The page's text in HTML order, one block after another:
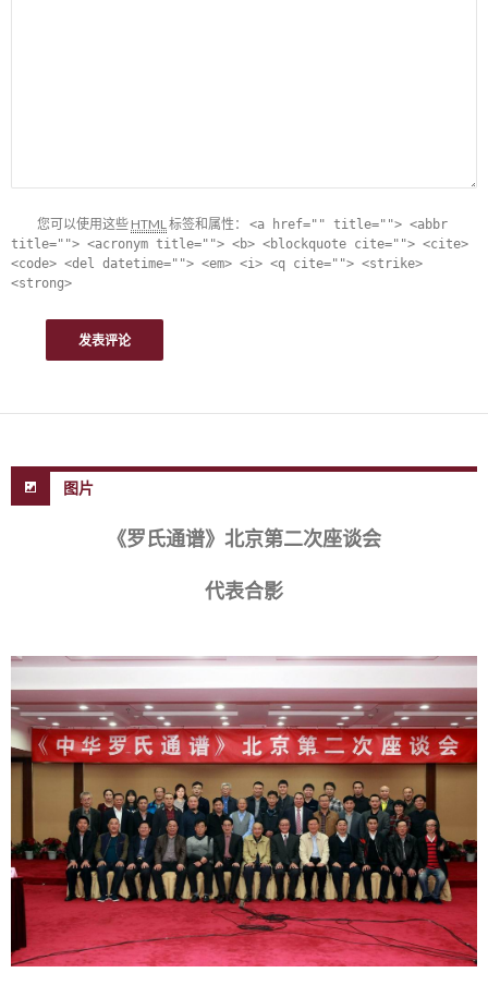
您可以使用这些 HTML标签和属性： <a href="" title=""> <abbr
title=""> <acronym title=""> <b> <blockquote cite=""> <cite>
<code> <del datetime=""> <em> <i> <q cite=""> <strike>
<strong>
图片
《罗氏通谱》北京第二次座谈会
代表合影